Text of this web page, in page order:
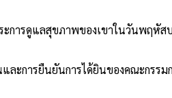
ะการดูแลสุขภาพของเขาในวันพฤหั
ะการยืนยันการได้ยินของคณะกรรม